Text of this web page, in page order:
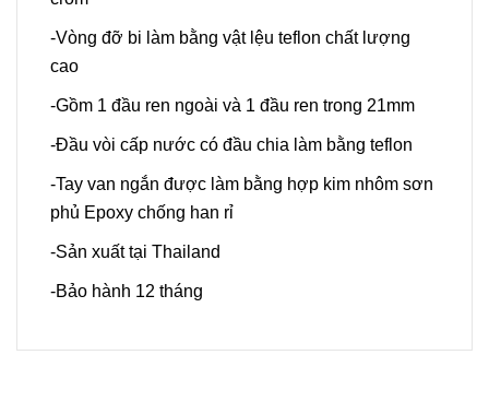
-Vòng đỡ bi làm bằng vật lệu teflon chất lượng
cao
-Gồm 1 đầu ren ngoài và 1 đầu ren trong 21mm
-Đầu vòi cấp nước có đầu chia làm bằng teflon
-Tay van ngắn được làm bằng hợp kim nhôm sơn
phủ Epoxy chống han rỉ
-Sản xuất tại Thailand
-Bảo hành 12 tháng